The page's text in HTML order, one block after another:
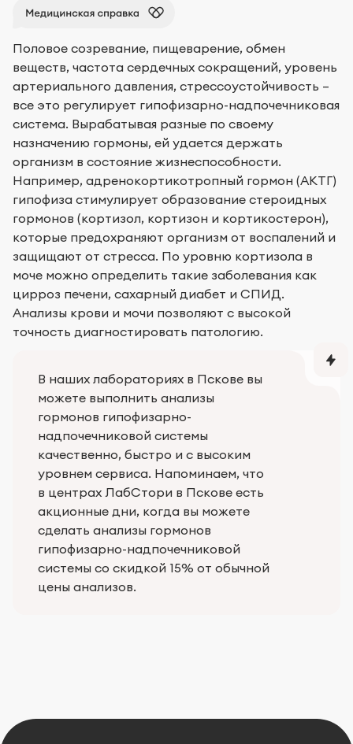
Половое созревание, пищеварение, обмен
веществ, частота сердечных сокращений, уровень
артериального давления, стрессоустойчивость –
все это регулирует гипофизарно-надпочечниковая
система. Вырабатывая разные по своему
назначению гормоны, ей удается держать
организм в состояние жизнеспособности.
Например, адренокортикотропный гормон (АКТГ)
гипофиза стимулирует образование стероидных
гормонов (кортизол, кортизон и кортикостерон),
которые предохраняют организм от воспалений и
защищают от стресса. По уровню кортизола в
моче можно определить такие заболевания как
цирроз печени, сахарный диабет и СПИД.
Анализы крови и мочи позволяют с высокой
точность диагностировать патологию.
В наших лабораториях в Пскове вы
можете выполнить анализы
гормонов гипофизарно-
надпочечниковой системы
качественно, быстро и с высоким
уровнем сервиса. Напоминаем, что
в центрах ЛабСтори в Пскове есть
акционные дни, когда вы можете
сделать анализы гормонов
гипофизарно-надпочечниковой
системы со скидкой 15% от обычной
цены анализов.